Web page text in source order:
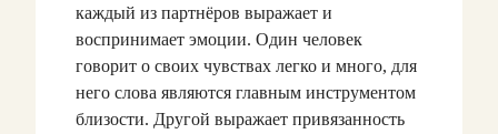
каждый из партнёров выражает и
воспринимает эмоции. Один человек
говорит о своих чувствах легко и много, для
него слова являются главным инструментом
близости. Другой выражает привязанность